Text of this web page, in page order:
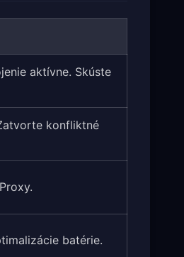
aktívne. Skúste
konfliktné
batérie.